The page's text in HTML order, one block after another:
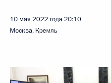
10 мая 2022 года20:10
Москва, Кремль